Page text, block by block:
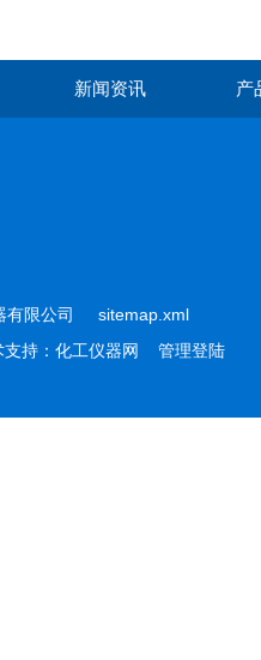
新闻资讯 产
有限公司 sitemap.xml
持： 化工仪器网 管理登陆